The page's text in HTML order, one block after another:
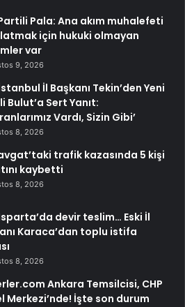
Partili Pala: Ana akım muhalefeti
için hukuki olmayan
var
9, 2026
İl Başkanı Tekin’den Yeni
Bulut’a Sert Yanıt:
Vardı, Sizin Gibi’
8, 2026
trafik kazasında 5 kişi
kaybetti
8, 2026
devir teslim… Eski İl
Karaca’dan toplu istifa
8, 2026
Ankara Temsilcisi, CHP
Merkezi’nde! İşte son durum